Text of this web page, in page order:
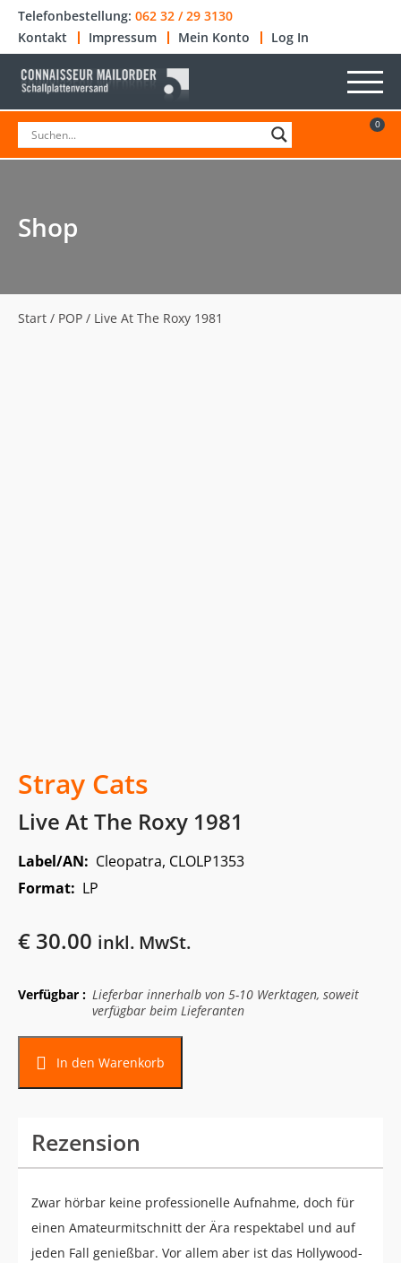
Telefonbestellung: 062 32 / 29 3130
Kontakt
Impressum Mein Konto Log In
0
Shop
Start / POP / Live At The Roxy 1981
Stray Cats
Live At The Roxy 1981
Label/AN: Cleopatra, CLOLP1353
Format: LP
€ 30.00 inkl. MwSt.
Verfügbar : Lieferbar innerhalb von 5-10 Werktagen, soweit
verfügbar beim Lieferanten
In den Warenkorb
Rezension
Zwar hörbar keine professionelle Aufnahme, doch für
einen Amateurmitschnitt der Ära respektabel und auf
jeden Fall genießbar. Vor allem aber ist das Hollywood-